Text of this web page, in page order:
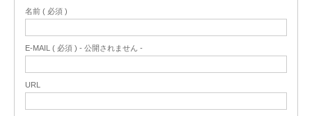
名前 ( 必須 )
E-MAIL ( 必須 ) - 公開されません -
URL